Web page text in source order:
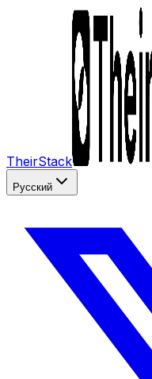
TheirStack
Русский